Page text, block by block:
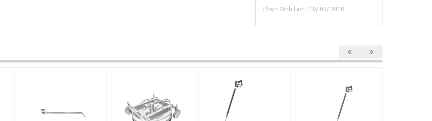
Phạm Đình Linh | 10/ 03/ 2018